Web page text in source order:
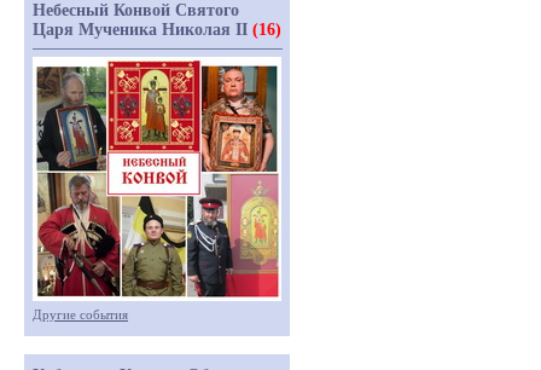
Небесный Конвой Святого
Царя Мученика Николая II (16)
Другие события